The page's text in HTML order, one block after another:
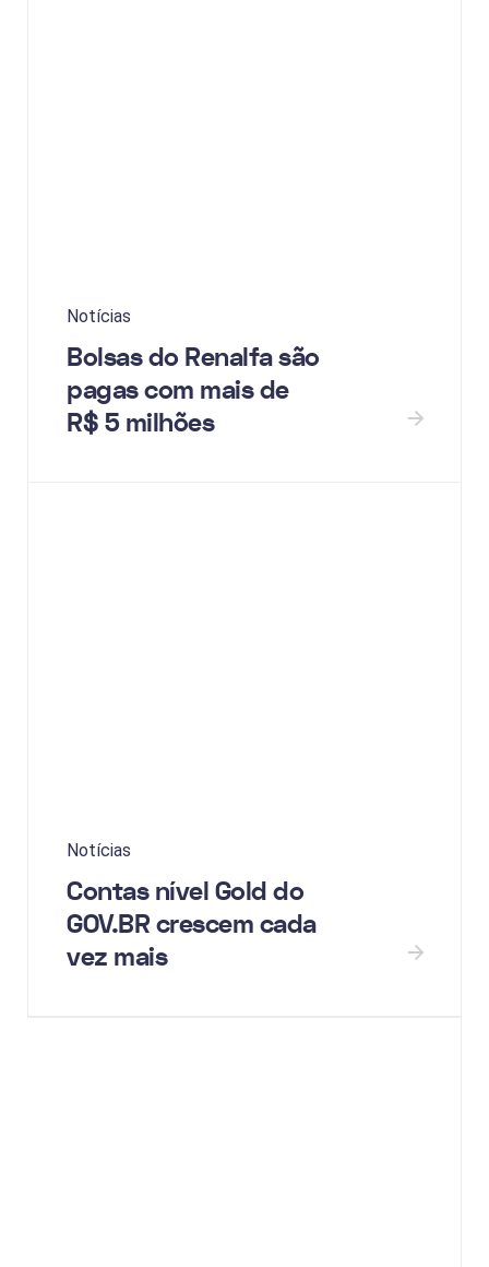
Notícias
Bolsas do Renalfa são
pagas com mais de
R$ 5 milhões
Notícias
Contas nível Gold do
GOV.BR crescem cada
vez mais